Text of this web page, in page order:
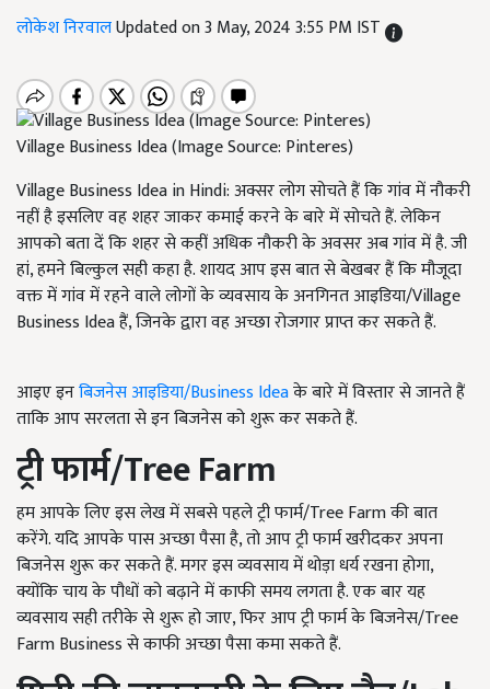
लोकेश निरवालUpdated on 3 May, 2024 3:55 PM IST
Village Business Idea (Image Source: Pinteres)
Village Business Idea in Hindi: अक्सर लोग सोचते हैं कि गांव में नौकरी
नहीं है इसलिए वह शहर जाकर कमाई करने के बारे में सोचते हैं. लेकिन
आपको बता दें कि शहर से कहीं अधिक नौकरी के अवसर अब गांव में है. जी
हां, हमने बिल्कुल सही कहा है. शायद आप इस बात से बेखबर हैं कि मौजूदा
वक्त में गांव में रहने वाले लोगों के व्यवसाय के अनगिनत आइडिया/Village
Business Idea हैं, जिनके द्वारा वह अच्छा रोजगार प्राप्त कर सकते हैं.
आइए इनबिजनेस आइडिया/Business Ideaके बारे में विस्तार से जानते हैं
ताकि आप सरलता से इन बिजनेस को शुरू कर सकते हैं.
ट्री फार्म/Tree Farm
हम आपके लिए इस लेख में सबसे पहले ट्री फार्म/Tree Farm की बात
करेंगे. यदि आपके पास अच्छा पैसा है, तो आप ट्री फार्म खरीदकर अपना
बिजनेस शुरू कर सकते हैं. मगर इस व्यवसाय में थोड़ा धर्य रखना होगा,
क्योंकि चाय के पौधों को बढ़ाने में काफी समय लगता है. एक बार यह
व्यवसाय सही तरीके से शुरू हो जाए, फिर आप ट्री फार्म के बिजनेस/Tree
Farm Business से काफी अच्छा पैसा कमा सकते हैं.